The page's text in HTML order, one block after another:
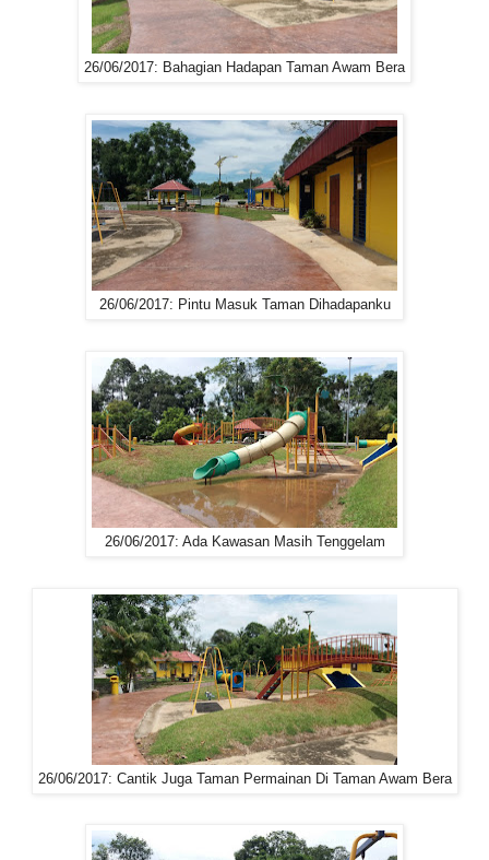
26/06/2017: Bahagian Hadapan Taman Awam Bera
26/06/2017: Pintu Masuk Taman Dihadapanku
26/06/2017: Ada Kawasan Masih Tenggelam
26/06/2017: Cantik Juga Taman Permainan Di Taman Awam Bera